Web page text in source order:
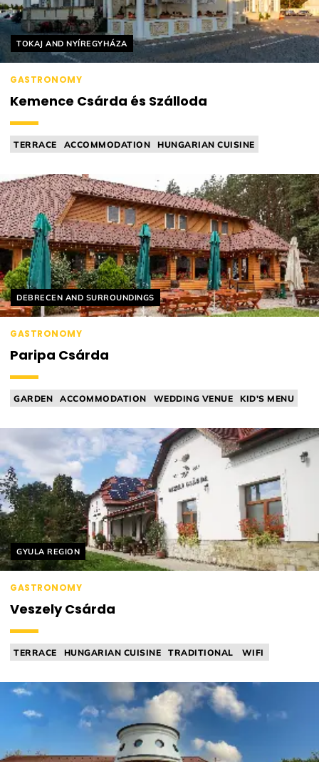
Helyszín címkék:
TOKAJ AND NYÍREGYHÁZA
GASTRONOMY
Kemence Csárda és Szálloda
TERRACE ACCOMMODATION
HUNGARIAN CUISINE
Helyszín címkék:
DEBRECEN AND SURROUNDINGS
GASTRONOMY
Paripa Csárda
GARDEN ACCOMMODATION WEDDING VENUE
KID'S MENU
Helyszín címkék:
GYULA REGION
GASTRONOMY
Veszely Csárda
TERRACE HUNGARIAN CUISINE TRADITIONAL
WIFI